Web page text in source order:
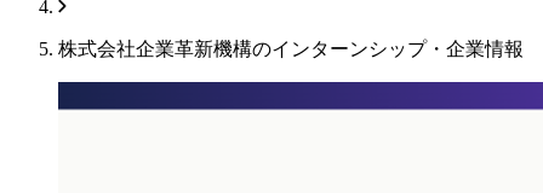
株式会社企業⾰新機構のインターンシップ・企業情報